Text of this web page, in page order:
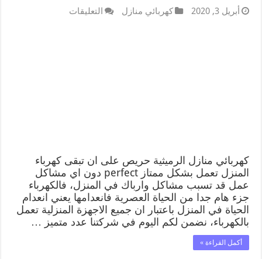
أبريل 3, 2020 كهربائي منازل التعليقات
كهربائي منازل الرميثية حريص على ان تبقى كهرباء
المنزل تعمل بشكل ممتاز perfect دون اي مشاكل
عمل قد تسبب مشاكل وارباك في المنزل، فالكهرباء
جزء هام جدا من الحياة العصرية فانعدامها يعني انعدام
الحياة في المنزل باعتبار ان جميع الاجهزة المنزلية تعمل
بالكهرباء، نضمن لكم اليوم في شركتنا عدد متميز …
أكمل القراءة »